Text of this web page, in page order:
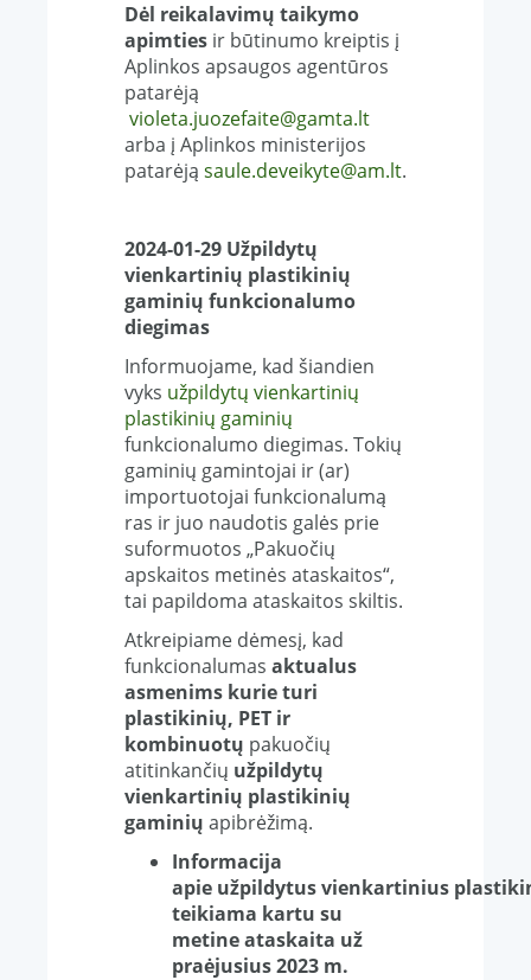
Dėl reikalavimų taikymo
apimties ir būtinumo kreiptis į
Aplinkos apsaugos agentūros
patarėją
violeta.juozefaite@gamta.lt
arba į Aplinkos ministerijos
patarėją saule.deveikyte@am.lt.
2024-01-29 Užpildytų
vienkartinių plastikinių
gaminių funkcionalumo
diegimas
Informuojame, kad šiandien
vyks užpildytų vienkartinių
plastikinių gaminių
funkcionalumo diegimas. Tokių
gaminių gamintojai ir (ar)
importuotojai funkcionalumą
ras ir juo naudotis galės prie
suformuotos „Pakuočių
apskaitos metinės ataskaitos“,
tai papildoma ataskaitos skiltis.
Atkreipiame dėmesį, kad
funkcionalumas aktualus
asmenims kurie turi
plastikinių, PET ir
kombinuotų pakuočių
atitinkančių užpildytų
vienkartinių plastikinių
gaminių apibrėžimą.
Informacija
apie užpildytus vienkartinius
teikiama kartu su
metine ataskaita už
praėjusius 2023 m.